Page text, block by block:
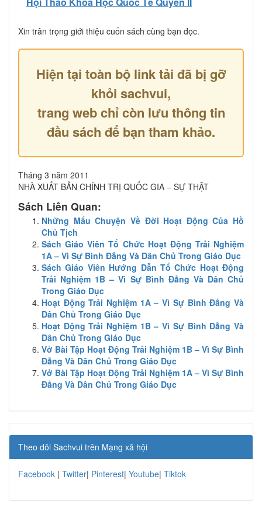
Xin trân trọng giới thiệu cuốn sách cùng bạn đọc.
Hiện tại toàn bộ link tải đã bị gỡ
khỏi sachvui,
trang web chỉ còn lưu thông tin
đầu sách để bạn tham khảo.
Tháng 3 năm 2011
NHÀ XUẤT BẢN CHÍNH TRỊ QUỐC GIA – SỰ THẬT
Sách Liên Quan:
Những Mẩu Chuyện Về Đời Hoạt Động Của Hồ
Chủ Tịch
Sách Giáo Viên Tổ Chức Hoạt Động Trải Nghiệm
1A – Vì Sự Bình Đẳng Và Dân Chủ Trong Giáo Dục
Sách Giáo Viên Hướng Dẫn Tổ Chức Hoạt Động
Trải Nghiệm 1B – Vì Sự Bình Đẳng Và Dân Chủ
Trong Giáo Dục
Hoạt Động Trải Nghiệm 1A – Vì Sự Bình Đẳng Và
Dân Chủ Trong Giáo Dục
Hoạt Động Trải Nghiệm 1B – Vì Sự Bình Đẳng Và
Dân Chủ Trong Giáo Dục
Vở Bài Tập Hoạt Động Trải Nghiệm 1B – Vì Sự Bình
Đẳng Và Dân Chủ Trong Giáo Dục
Vở Bài Tập Hoạt Động Trải Nghiệm 1A – Vì Sự Bình
Đẳng Và Dân Chủ Trong Giáo Dục
Theo dõi Sachvui trên Mạng xã hội
Facebook | Twitter| Pinterest| Youtube| Tiktok